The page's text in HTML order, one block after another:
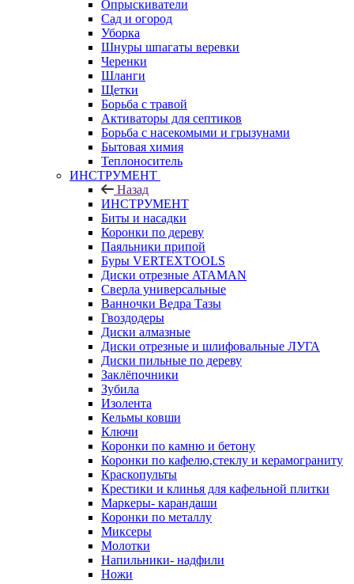
Опрыскиватели
Сад и огород
Уборка
Шнуры шпагаты веревки
Черенки
Шланги
Щетки
Борьба с травой
Активаторы для септиков
Борьба с насекомыми и грызунами
Бытовая химия
Теплоноситель
ИНСТРУМЕНТ
Назад
ИНСТРУМЕНТ
Биты и насадки
Коронки по дереву
Паяльники припой
Буры VERTEXTOOLS
Диски отрезные ATAMAN
Сверла универсальные
Ванночки Ведра Тазы
Гвоздодеры
Диски алмазные
Диски отрезные и шлифовальные ЛУГА
Диски пильные по дереву
Заклёпочники
Зубила
Изолента
Кельмы ковши
Ключи
Коронки по камню и бетону
Коронки по кафелю,стеклу и керамограниту
Краскопульты
Крестики и клинья для кафельной плитки
Маркеры- карандаши
Коронки по металлу
Миксеры
Молотки
Напильники- надфили
Ножи